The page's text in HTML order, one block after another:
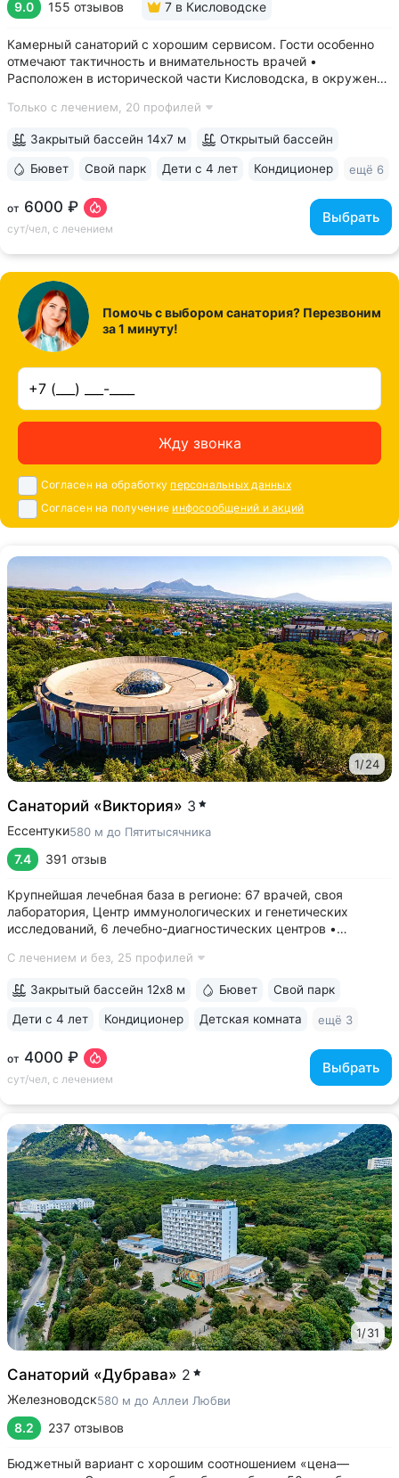
9.0 155 отзывов 7 в Кисловодске
Камерный санаторий с хорошим сервисом. Гости особенно
отмечают тактичность и внимательность врачей •
Расположен в исторической части Кисловодска, в окружении
лестницы и входа в Курортный парк • Территория 3,2 га
Только с лечением, 20 профилей
от 6000 ₽
сут/чел, с лечением
Выбрать
Закрытый бассейн 14х7 м Открытый бассейн
Бювет Свой парк Дети с 4 лет Кондиционер ещё 6
Помочь с выбором санатория? Перезвоним
за 1 минуту!
Жду звонка
Согласен на обработку персональных данных
Согласен на получение инфосообщений и акций
1/24
Санаторий «Виктория» 3
Ессентуки580 м до Пятитысячника
7.4 391 отзыв
Крупнейшая лечебная база в регионе: 67 врачей, своя
лаборатория, Центр иммунологических и генетических
исследований, 6 лечебно-диагностических центров •
Ессентуков. 18 минут прогулки до Грязелечебницы им.
С лечением и без, 25 профилей
от 4000 ₽
сут/чел, с лечением
Выбрать
Закрытый бассейн 12х8 м Бювет Свой парк
Дети с 4 лет Кондиционер Детская комната ещё 3
1/31
Санаторий «Дубрава» 2
Железноводск580 м до Аллеи Любви
8.2 237 отзывов
Бюджетный вариант с хорошим соотношением «цена—